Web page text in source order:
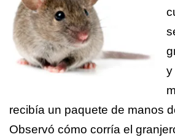
y
recibía un paquete de manos
Observó cómo corría el